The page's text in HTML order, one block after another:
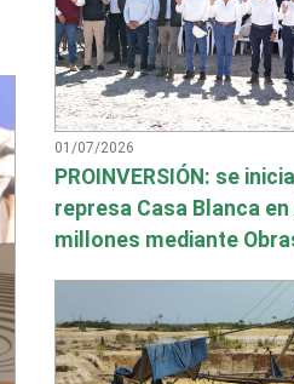
01/07/2026
PROINVERSIÓN: se
represa Casa Blanca
millones mediante